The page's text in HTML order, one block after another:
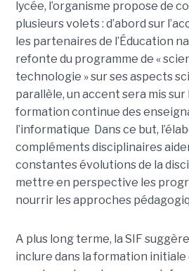
lycée, l’organisme propose de
plusieurs volets : d’abord sur
les partenaires de l’Éducation
refonte du programme de «
technologie » sur ses aspects
parallèle, un accent sera mis
formation continue des
l’informatique Dans ce but,
compléments disciplinaires
constantes évolutions de la
mettre en perspective les
nourrir les approches
A plus long terme, la SIF
inclure dans la formation initiale